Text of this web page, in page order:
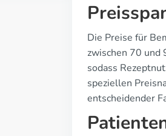
Die Preise für
zwischen 70 und
sodass
speziellen
entscheidender